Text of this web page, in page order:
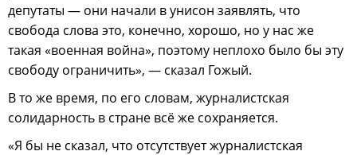
депутаты — они начали в унисон заявлять, что
свобода слова это, конечно, хорошо, но у нас же
такая «военная война», поэтому неплохо было бы эту
свободу ограничить», — сказал Гожый.
В то же время, по его словам, журналистская
солидарность в стране всё же сохраняется.
«Я бы не сказал, что отсутствует журналистская